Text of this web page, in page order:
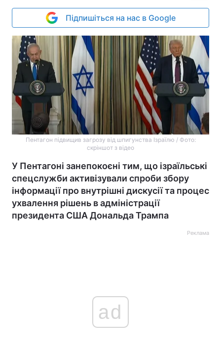
Підпишіться на нас в Google
Пентагон підвищив загрозу від шпигунства Ізраїлю / Фото:
скріншот з відео
У Пентагоні занепокоєні тим, що ізраїльські
спецслужби активізували спроби збору
інформації про внутрішні дискусії та процес
ухвалення рішень в адміністрації
президента США Дональда Трампа
Реклама
ad